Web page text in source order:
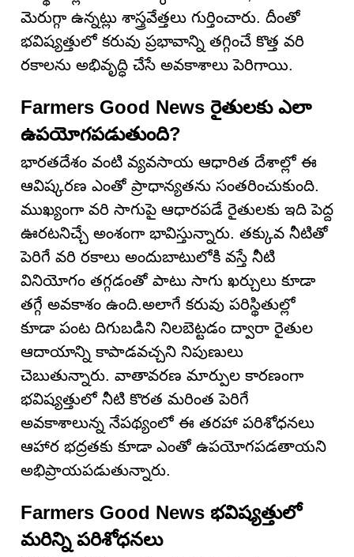
మెరుగ్గా ఉన్నట్లు శాస్త్రవేత్తలు గుర్తించారు. దీంతో
భవిష్యత్తులో కరువు ప్రభావాన్ని తగ్గించే కొత్త వరి
రకాలను అభివృద్ధి చేసే అవకాశాలు పెరిగాయి.
Farmers Good News రైతులకు ఎలా
ఉపయోగపడుతుంది?
భారతదేశం వంటి వ్యవసాయ ఆధారిత దేశాల్లో ఈ
ఆవిష్కరణ ఎంతో ప్రాధాన్యతను సంతరించుకుంది.
ముఖ్యంగా వరి సాగుపై ఆధారపడే రైతులకు ఇది పెద్ద
ఊరటనిచ్చే అంశంగా భావిస్తున్నారు. తక్కువ నీటితో
పెరిగే వరి రకాలు అందుబాటులోకి వస్తే నీటి
వినియోగం తగ్గడంతో పాటు సాగు ఖర్చులు కూడా
తగ్గే అవకాశం ఉంది.అలాగే కరువు పరిస్థితుల్లో
కూడా పంట దిగుబడిని నిలబెట్టడం ద్వారా రైతుల
ఆదాయాన్ని కాపాడవచ్చని నిపుణులు
చెబుతున్నారు. వాతావరణ మార్పుల కారణంగా
భవిష్యత్తులో నీటి కొరత మరింత పెరిగే
అవకాశాలున్న నేపథ్యంలో ఈ తరహా పరిశోధనలు
ఆహార భద్రతకు కూడా ఎంతో ఉపయోగపడతాయని
అభిప్రాయపడుతున్నారు.
Farmers Good News భవిష్యత్తులో
మరిన్ని పరిశోధనలు